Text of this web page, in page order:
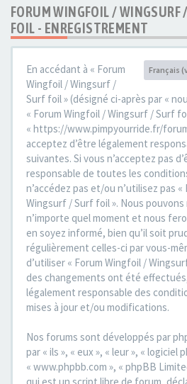
FORUM WINGFOIL / WINGSURF
FOIL - ENREGISTREMENT
Langue :
Français
En accédant à « Forum
Wingfoil / Wingsurf /
Surf foil » (désigné ci-après par «
« Forum Wingfoil / Wingsurf / Surf
« https://www.pimpyourride.fr/
acceptez d’être légalement
suivantes. Si vous n’acceptez pas
responsable de toutes les
n’accédez pas et/ou n’utilisez pas
Wingsurf / Surf foil ». Nous
n’importe quel moment et nous
en soyez informé, bien qu’il soit
régulièrement celles-ci par vous-
d’utiliser « Forum Wingfoil /
des changements ont été
légalement responsable des
mises à jour et/ou modifications.
Nos forums sont développés par
par « ils », « eux », « leur », « logiciel
« www.phpbb.com », « phpBB